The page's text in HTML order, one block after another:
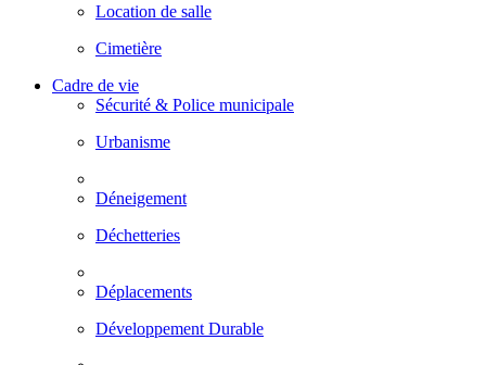
Location de salle
Cimetière
Cadre de vie
Sécurité & Police municipale
Urbanisme
Déneigement
Déchetteries
Déplacements
Développement Durable